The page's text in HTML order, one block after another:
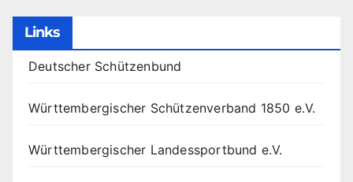
Links
Deutscher Schützenbund
Württembergischer Schützenverband 1850 e.V.
Württembergischer Landessportbund e.V.